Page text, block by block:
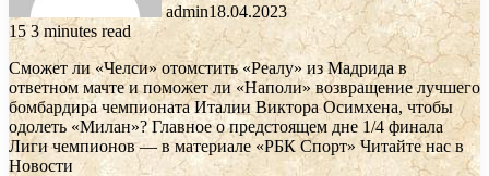
admin18.04.2023
153 minutes read
Сможет ли «Челси» отомстить «Реалу» из Мадрида в
ответном мачте и поможет ли «Наполи» возвращение лучшего
бомбардира чемпионата Италии Виктора Осимхена, чтобы
одолеть «Милан»? Главное о предстоящем дне 1/4 финала
Лиги чемпионов — в материале «РБК Спорт» Читайте нас в
Новости